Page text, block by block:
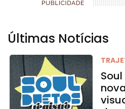
Últimas Notícias